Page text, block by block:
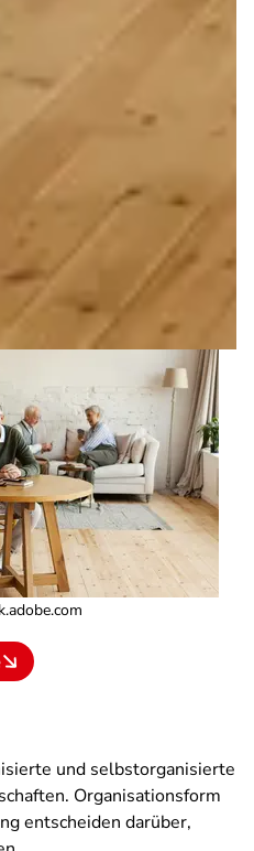
und selbstorganisierte
Organisationsform
entscheiden darüber,